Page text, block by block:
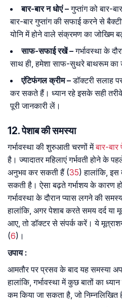
बार-बार न धोएं –गुप्तांग को बार-
बार-बार गुप्तांग की सफाई करने से
योनि में होने वाले संक्रमण का जोखिम
साफ-सफाई रखें –गर्भावस्था के
साथ ही, हमेशा साफ-सुथरे बाथरूम का
एंटिफंगल क्रीम –डॉक्टरी सलाह
कर सकते हैं। ध्यान रहे इसके सही
पूरी जानकारी लें।
12. पेशाब की समस्या
गर्भावस्था की शुरुआती चरणों मेंबार-
है। ज्यादातर महिलाएं गर्भवती होने के
अनुभव कर सकती हैं (35) हालांकि, इस
सकती है। ऐसा बढ़ते गर्भाशय के कारण
गर्भावस्था के दौरान प्यास लगने की
हालांकि, अगर पेशाब करते समय दर्द या
आए, तो डॉक्टर से संपर्क करें। ये
(6)।
उपाय :
आमतौर पर प्रसव के बाद यह समस्या
हालांकि, गर्भावस्था में कुछ बातों का
कम किया जा सकता है, जो निम्नलिखित